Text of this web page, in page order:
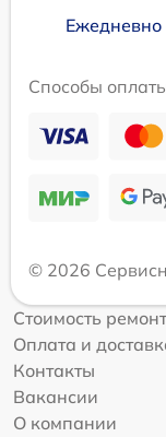
Ежедневно
Способы
© 2026
Стоимость
Оплата и
Контакты
Вакансии
О компании